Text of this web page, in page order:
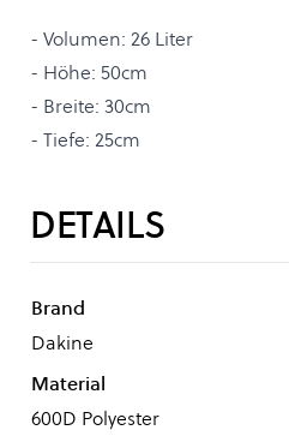
- Volumen: 26 Liter
- Höhe: 50cm
- Breite: 30cm
- Tiefe: 25cm
DETAILS
Brand
Dakine
Material
600D Polyester